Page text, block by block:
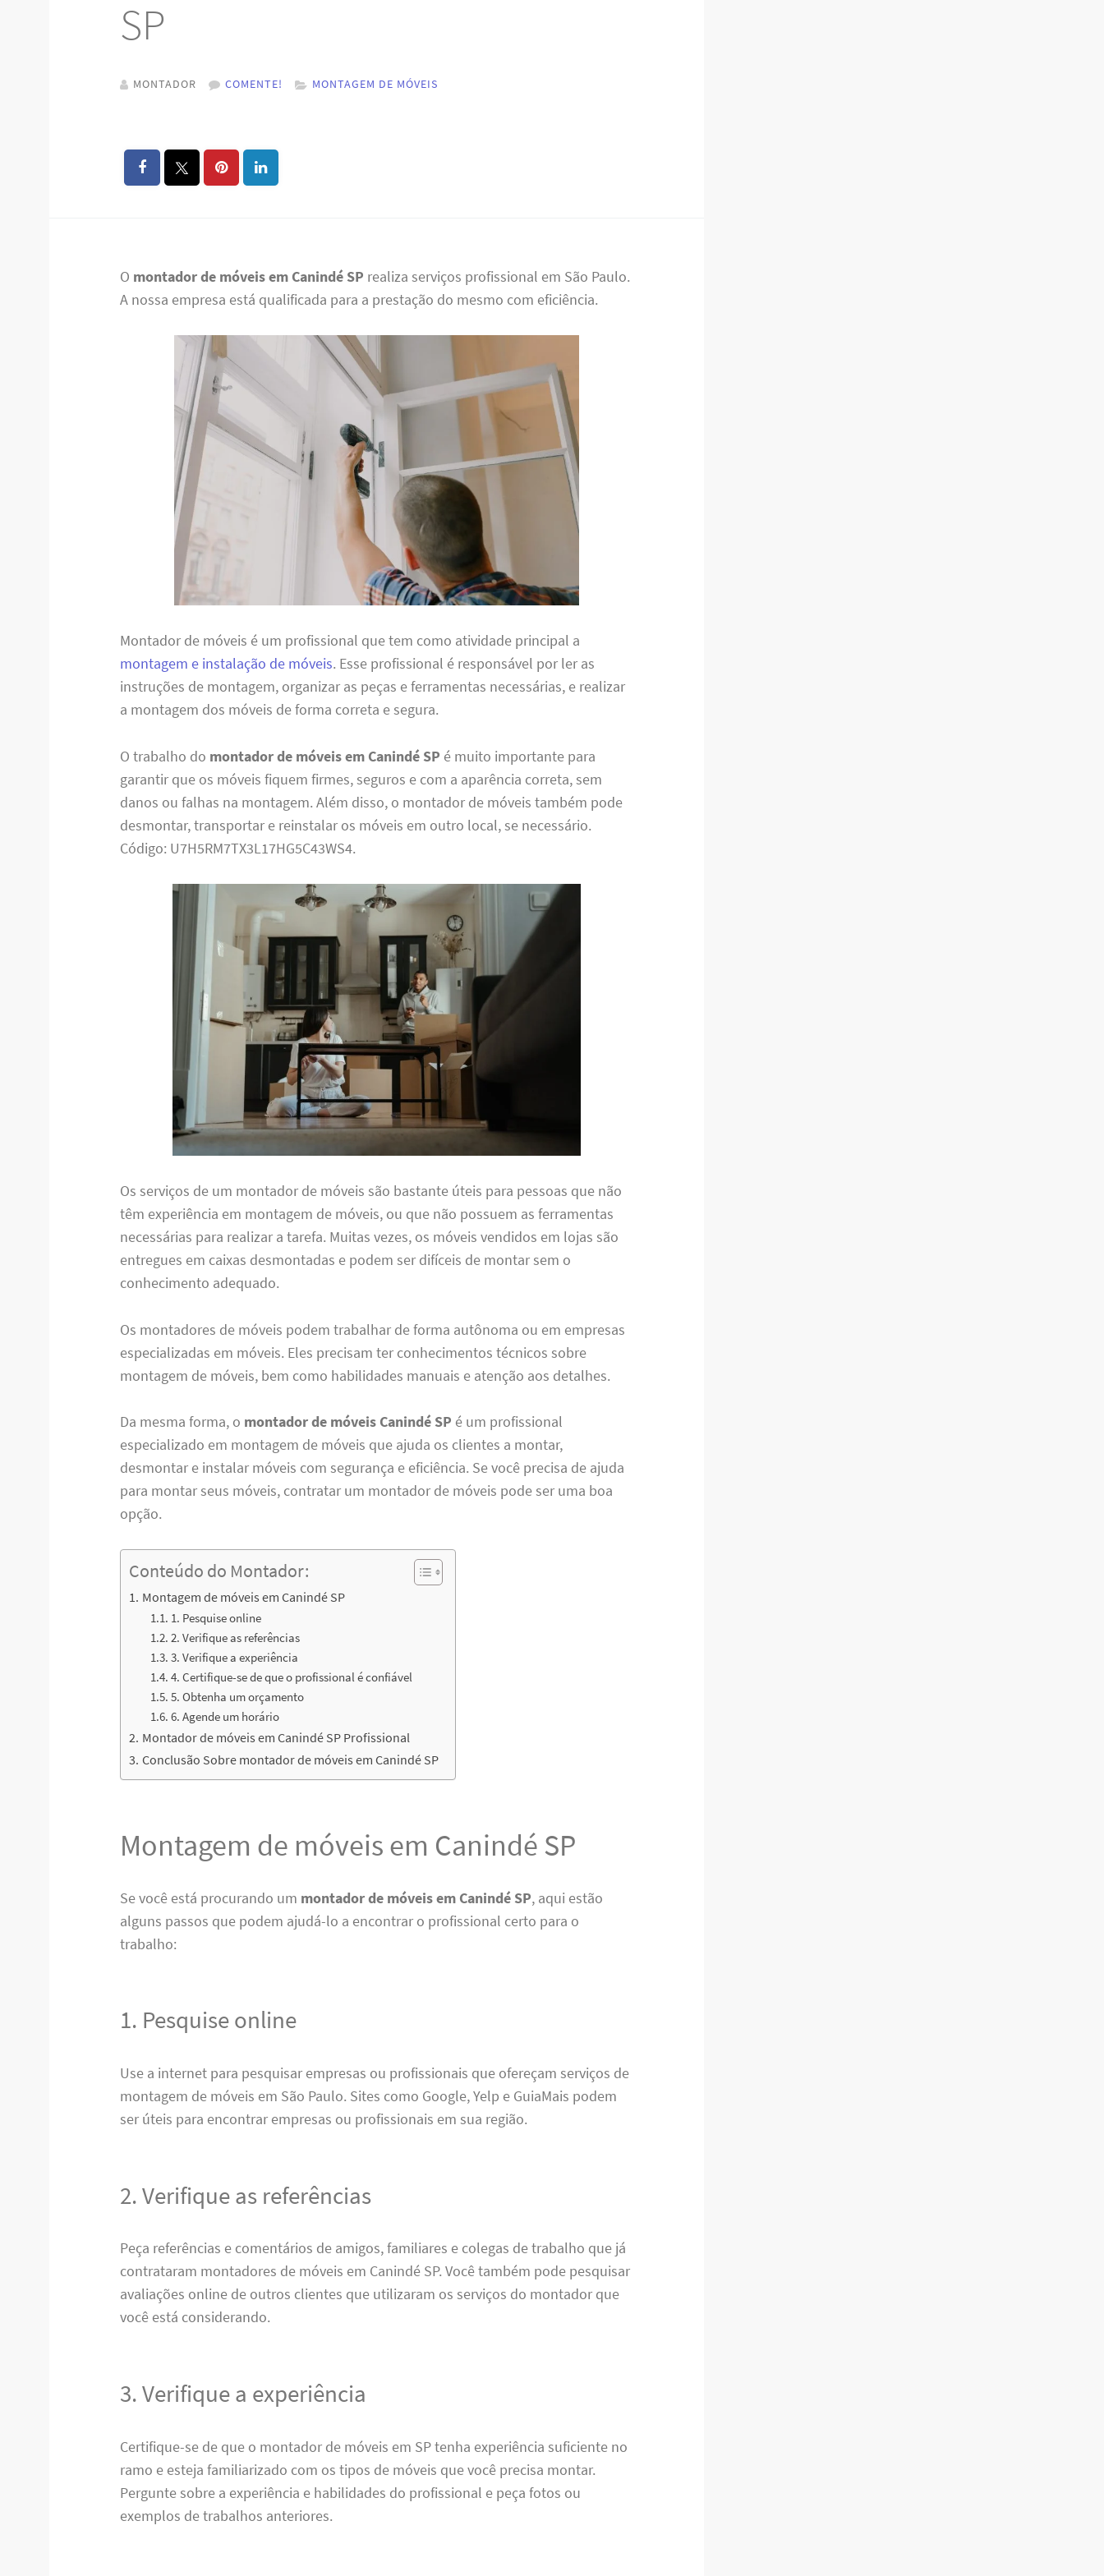
SP
MONTADOR COMENTE! MONTAGEM DE MÓVEIS
O montador de móveis em Canindé SP realiza serviços profissional em São Paulo.
A nossa empresa está qualificada para a prestação do mesmo com eficiência.
Montador de móveis é um profissional que tem como atividade principal a
montagem e instalação de móveis. Esse profissional é responsável por ler as
instruções de montagem, organizar as peças e ferramentas necessárias, e realizar
a montagem dos móveis de forma correta e segura.
O trabalho do montador de móveis em Canindé SP é muito importante para
garantir que os móveis fiquem firmes, seguros e com a aparência correta, sem
danos ou falhas na montagem. Além disso, o montador de móveis também pode
desmontar, transportar e reinstalar os móveis em outro local, se necessário.
Código: U7H5RM7TX3L17HG5C43WS4.
Os serviços de um montador de móveis são bastante úteis para pessoas que não
têm experiência em montagem de móveis, ou que não possuem as ferramentas
necessárias para realizar a tarefa. Muitas vezes, os móveis vendidos em lojas são
entregues em caixas desmontadas e podem ser difíceis de montar sem o
conhecimento adequado.
Os montadores de móveis podem trabalhar de forma autônoma ou em empresas
especializadas em móveis. Eles precisam ter conhecimentos técnicos sobre
montagem de móveis, bem como habilidades manuais e atenção aos detalhes.
Da mesma forma, o montador de móveis Canindé SP é um profissional
especializado em montagem de móveis que ajuda os clientes a montar,
desmontar e instalar móveis com segurança e eficiência. Se você precisa de ajuda
para montar seus móveis, contratar um montador de móveis pode ser uma boa
opção.
Conteúdo do Montador:
Montagem de móveis em Canindé SP
1. Pesquise online
2. Verifique as referências
3. Verifique a experiência
4. Certifique-se de que o profissional é confiável
5. Obtenha um orçamento
6. Agende um horário
Montador de móveis em Canindé SP Profissional
Conclusão Sobre montador de móveis em Canindé SP
Montagem de móveis em Canindé SP
Se você está procurando um montador de móveis em Canindé SP, aqui estão
alguns passos que podem ajudá-lo a encontrar o profissional certo para o
trabalho:
1. Pesquise online
Use a internet para pesquisar empresas ou profissionais que ofereçam serviços de
montagem de móveis em São Paulo. Sites como Google, Yelp e GuiaMais podem
ser úteis para encontrar empresas ou profissionais em sua região.
2. Verifique as referências
Peça referências e comentários de amigos, familiares e colegas de trabalho que já
contrataram montadores de móveis em Canindé SP. Você também pode pesquisar
avaliações online de outros clientes que utilizaram os serviços do montador que
você está considerando.
3. Verifique a experiência
Certifique-se de que o montador de móveis em SP tenha experiência suficiente no
ramo e esteja familiarizado com os tipos de móveis que você precisa montar.
Pergunte sobre a experiência e habilidades do profissional e peça fotos ou
exemplos de trabalhos anteriores.